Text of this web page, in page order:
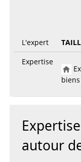
L'expert
Expertise
autour